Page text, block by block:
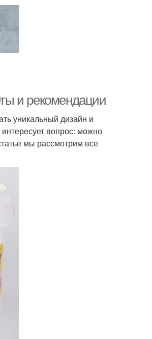
и рекомендации
уникальный дизайн и
вопрос: можно
мы рассмотрим все